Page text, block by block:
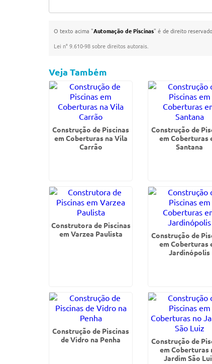
O texto acima "Automação de Piscinas" é de direito
Lei n° 9.610-98 sobre direitos autorais
Veja Também
Construção de Piscinas
em Coberturas na Vila
Carrão
Construção de
em Coberturas
Santana
Construtora de Piscinas
em Varzea Paulista
Construção de
em Coberturas
Jardinópolis
Construção de Piscinas
de Vidro na Penha
Construção de
em Coberturas
Jardim São